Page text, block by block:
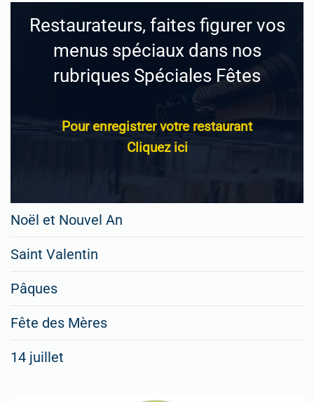
Restaurateurs, faites figurer vos
menus spéciaux dans nos
rubriques Spéciales Fêtes
Pour enregistrer votre restaurant
Cliquez ici
Noël et Nouvel An
Saint Valentin
Pâques
Fête des Mères
14 juillet